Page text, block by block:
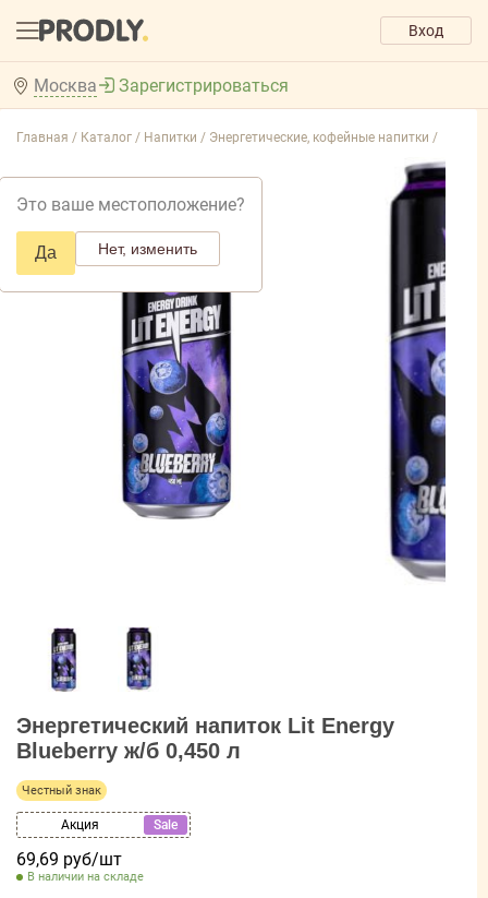
Вход
Москва
Это ваше местоположение?
Да Нет, изменить
Зарегистрироваться
Главная / Каталог / Напитки / Энергетические, кофейные напитки /
Энергетический напиток Lit Energy
Blueberry ж/б 0,450 л
Честный знак
Акция Sale
69,69 руб/шт
В наличии на складе